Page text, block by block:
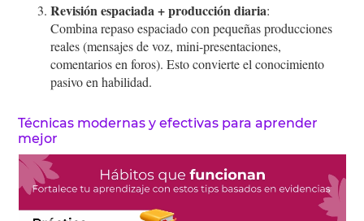
Revisión espaciada + producción diaria:
Combina repaso espaciado con pequeñas producciones
reales (mensajes de voz, mini-presentaciones,
comentarios en foros). Esto convierte el conocimiento
pasivo en habilidad.
Técnicas modernas y efectivas para aprender
mejor